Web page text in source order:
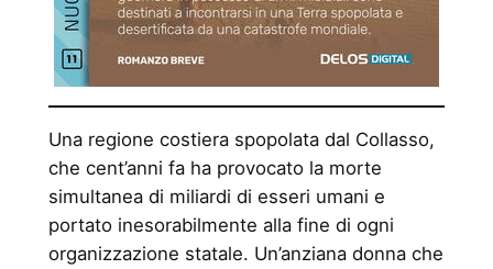
Una regione costiera spopolata dal Collasso,
che cent’anni fa ha provocato la morte
simultanea di miliardi di esseri umani e
portato inesorabilmente alla fine di ogni
organizzazione statale. Un’anziana donna che